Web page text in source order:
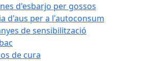
d'esbarjo per gossos
d'aus per a l'autoconsum
de sensibilització
de cura